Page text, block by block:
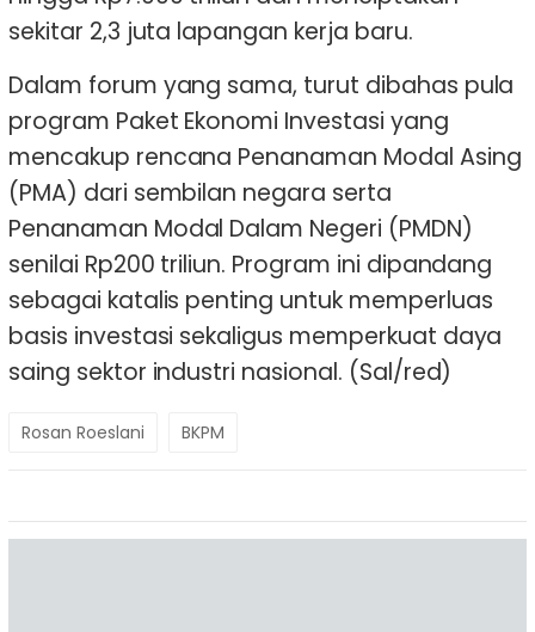
sekitar 2,3 juta lapangan kerja baru.
Dalam forum yang sama, turut dibahas pula
program Paket Ekonomi Investasi yang
mencakup rencana Penanaman Modal Asing
(PMA) dari sembilan negara serta
Penanaman Modal Dalam Negeri (PMDN)
senilai Rp200 triliun. Program ini dipandang
sebagai katalis penting untuk memperluas
basis investasi sekaligus memperkuat daya
saing sektor industri nasional. (Sal/red)
Rosan Roeslani BKPM